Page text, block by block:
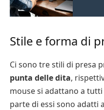
Stile e forma di
Ci sono tre stili di presa
punta delle dita,
mouse si adattano a
parte di essi sono adatti